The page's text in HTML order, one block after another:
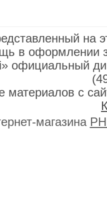
на
в оформлении
официальный
материалов с
магазина